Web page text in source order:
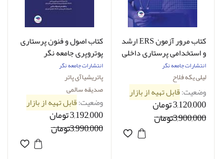
کتاب مرور آزمون ERS ارشد
و استخدامی پرستاری داخلی
جراحی -نویسنده دکتر لیلی
یکه فلاح
انتشارات جامعه نگر
لیلی یکه فلاح
وضعیت:قابل تهیه از بازار
3,120,000 تومان
3,900,000تومان
کتاب اصول و فنون پرستاری
پوتروپری جامعه نگر
انتشارات جامعه نگر
پاتریشیاآی پاتر
صدیقه سالمی
وضعیت:قابل تهیه از بازار
3,192,000 تومان
3,990,000تومان